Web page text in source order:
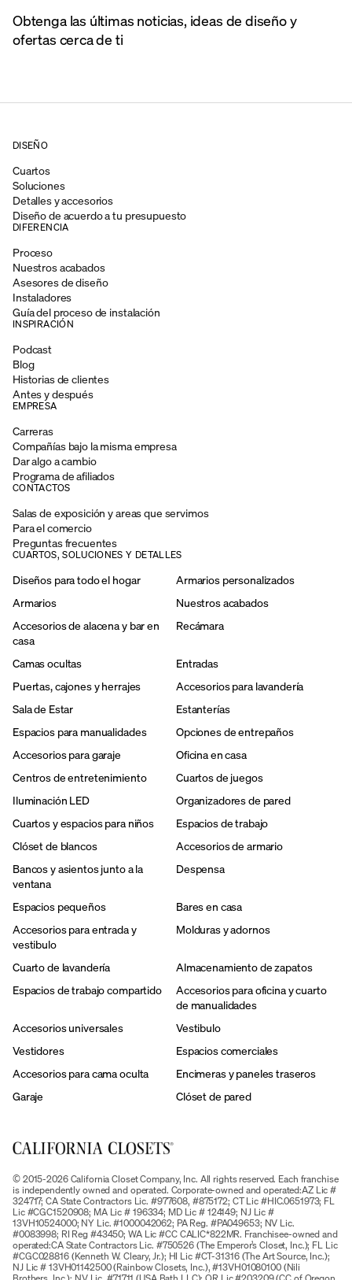
Obtenga las últimas noticias, ideas de diseño y
ofertas cerca de ti
DISEÑO
Cuartos
Soluciones
Detalles y accesorios
Diseño de acuerdo a tu presupuesto
DIFERENCIA
Proceso
Nuestros acabados
Asesores de diseño
Instaladores
Guía del proceso de instalación
INSPIRACIÓN
Podcast
Blog
Historias de clientes
Antes y después
EMPRESA
Carreras
Compañías bajo la misma empresa
Dar algo a cambio
Programa de afiliados
CONTACTOS
Salas de exposición y areas que servimos
Para el comercio
Preguntas frecuentes
CUARTOS, SOLUCIONES Y DETALLES
Diseños para todo el hogar
Armarios personalizados
Armarios
Nuestros acabados
Accesorios de alacena y bar en
casa
Recámara
Camas ocultas
Entradas
Puertas, cajones y herrajes
Accesorios para lavandería
Sala de Estar
Estanterías
Espacios para manualidades
Opciones de entrepaños
Accesorios para garaje
Oficina en casa
Centros de entretenimiento
Cuartos de juegos
Iluminación LED
Organizadores de pared
Cuartos y espacios para niños
Espacios de trabajo
Clóset de blancos
Accesorios de armario
Bancos y asientos junto a la
ventana
Despensa
Espacios pequeños
Bares en casa
Accesorios para entrada y
vestibulo
Molduras y adornos
Cuarto de lavandería
Almacenamiento de zapatos
Espacios de trabajo compartido
Accesorios para oficina y cuarto
de manualidades
Accesorios universales
Vestibulo
Vestidores
Espacios comerciales
Accesorios para cama oculta
Encimeras y paneles traseros
Garaje
Clóset de pared
© 2015-2026 California Closet Company, Inc. All rights reserved. Each franchise
is independently owned and operated. Corporate-owned and operated:AZ Lic #
324717; CA State Contractors Lic. #977608, #875172; CT Lic #HIC.0651973; FL
Lic #CGC1520908; MA Lic # 196334; MD Lic # 124149; NJ Lic #
13VH10524000; NY Lic. #1000042062; PA Reg. #PA049653; NV Lic.
#0083998; RI Reg #43450; WA Lic #CC CALIC*822MR. Franchisee-owned and
operated:CA State Contractors Lic. #750526 (The Emperor’s Closet, Inc.); FL Lic
#CGC028816 (Kenneth W. Cleary, Jr.); HI Lic #CT-31316 (The Art Source, Inc.);
NJ Lic # 13VH01142500 (Rainbow Closets, Inc.), #13VH01080100 (Nili